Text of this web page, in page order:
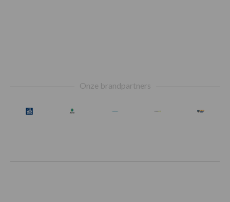
Onze brandpartners